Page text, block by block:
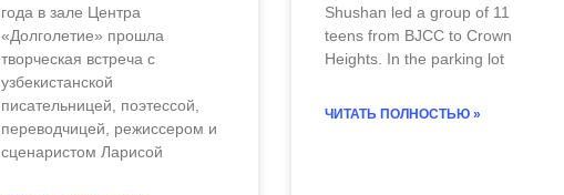
года в зале Центра
«Долголетие» прошла
творческая встреча с
узбекистанской
писательницей, поэтессой,
переводчицей, режиссером и
сценаристом Ларисой
Shushan led a group of 11
teens from BJCC to Crown
Heights. In the parking lot
ЧИТАТЬ ПОЛНОСТЬЮ »